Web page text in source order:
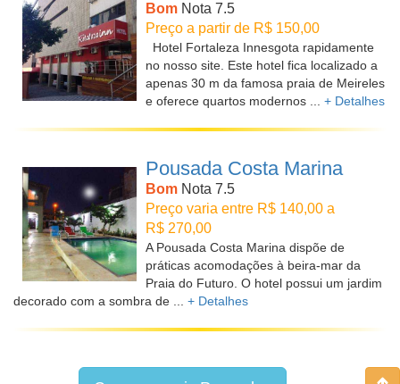
Bom Nota 7.5
Preço a partir de R$ 150,00
Hotel Fortaleza Innesgota rapidamente
no nosso site. Este hotel fica localizado a
apenas 30 m da famosa praia de Meireles
e oferece quartos modernos ... + Detalhes
Pousada Costa Marina
Bom Nota 7.5
Preço varia entre R$ 140,00 a
R$ 270,00
A Pousada Costa Marina dispõe de
práticas acomodações à beira-mar da
Praia do Futuro. O hotel possui um jardim
decorado com a sombra de ... + Detalhes